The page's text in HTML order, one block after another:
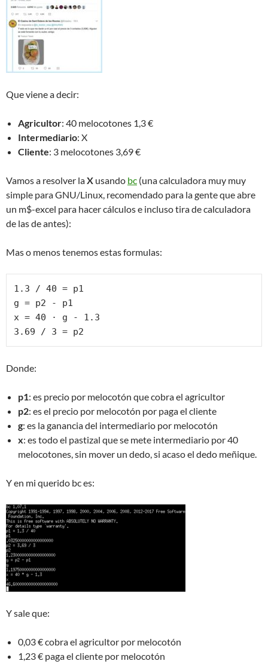
Que viene a decir:
Agricultor: 40 melocotones 1,3 €
Intermediario: X
Cliente: 3 melocotones 3,69 €
Vamos a resolver laX usando bc (una calculadora muy muy
simple para GNU/Linux, recomendado para la gente que abre
un m$-excel para hacer cálculos e incluso tira de calculadora
de las de antes):
Mas o menos tenemos estas formulas:
1.3 / 40 = p1
g = p2 - p1
x = 40 · g - 1.3
3.69 / 3 = p2
Donde:
p1: es precio por melocotón que cobra el agricultor
p2: es el precio por melocotón por paga el cliente
g: es la ganancia del intermediario por melocotón
x: es todo el pastizal que se mete intermediario por 40
melocotones, sin mover un dedo, si acaso el dedo meñique.
Y en mi querido bc es:
Y sale que:
0,03 € cobra el agricultor por melocotón
1,23 € paga el cliente por melocotón